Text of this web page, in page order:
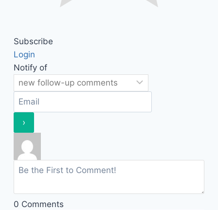
Subscribe
Login
Notify of
0 Comments